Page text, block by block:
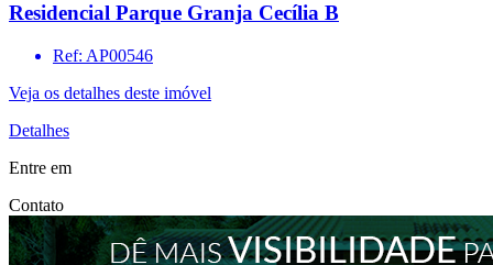
Residencial Parque Granja Cecília B
Ref: AP00546
Veja os detalhes deste imóvel
Detalhes
Entre em
Contato